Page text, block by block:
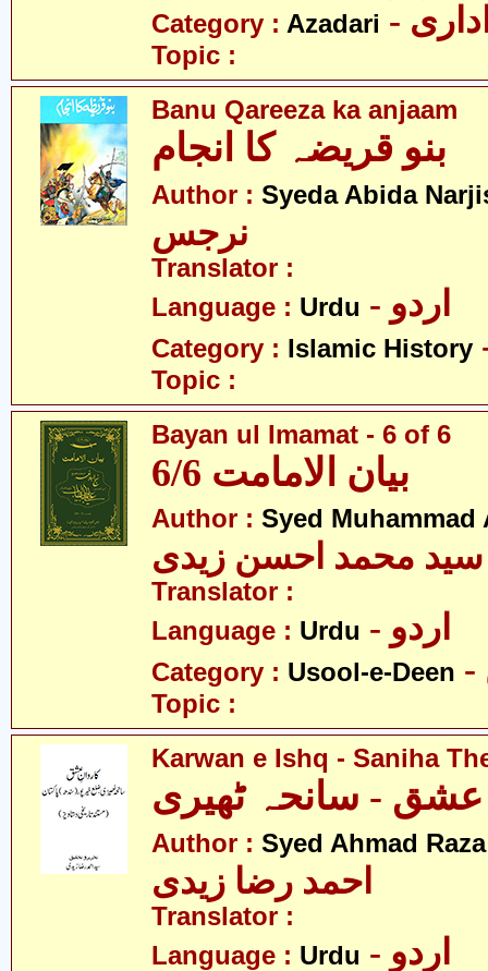
Category : Azadari
Topic :
Banu Qareeza ka anjaam
بنو قریضہ کا انجام
Author : Syeda Abida
نرجس
Translator :
Language : Urdu - اردو
Category : Islamic History
Topic :
Bayan ul Imamat - 6 of 6
بیان الامامت 6/6
Author : Syed Muhammad
سید محمد احسن زیدی
Translator :
Language : Urdu - اردو
Category : Usool-e-Deen
Topic :
Karwan e Ishq - Saniha
عشق - سانحہ ٹھیری
Author : Syed Ahmad
احمد رضا زیدی
Translator :
Language : Urdu - اردو